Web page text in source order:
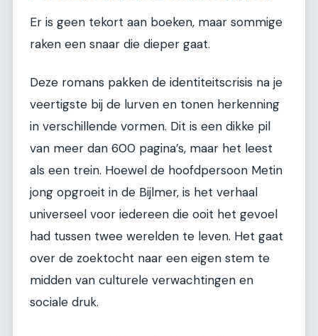
Er is geen tekort aan boeken, maar sommige
raken een snaar die dieper gaat.
Deze romans pakken de identiteitscrisis na je
veertigste bij de lurven en tonen herkenning
in verschillende vormen. Dit is een dikke pil
van meer dan 600 pagina’s, maar het leest
als een trein. Hoewel de hoofdpersoon Metin
jong opgroeit in de Bijlmer, is het verhaal
universeel voor iedereen die ooit het gevoel
had tussen twee werelden te leven. Het gaat
over de zoektocht naar een eigen stem te
midden van culturele verwachtingen en
sociale druk.